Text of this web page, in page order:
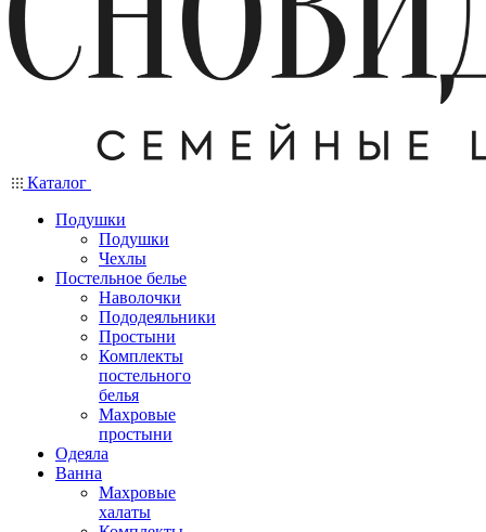
Каталог
Подушки
Подушки
Чехлы
Постельное белье
Наволочки
Пододеяльники
Простыни
Комплекты
постельного
белья
Махровые
простыни
Одеяла
Ванна
Махровые
халаты